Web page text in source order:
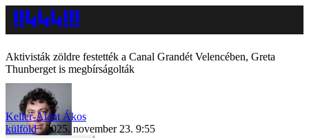
Aktivisták zöldre festették a Canal Grandét Velencében, Greta
Thunberget is megbírságolták
Keller-Alánt Ákos
külföld
2025. november 23. 9:55